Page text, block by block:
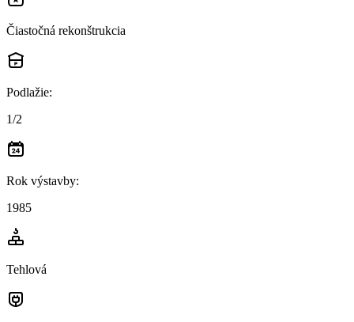
Čiastočná rekonštrukcia
Podlažie:
1/2
Rok výstavby:
1985
Tehlová